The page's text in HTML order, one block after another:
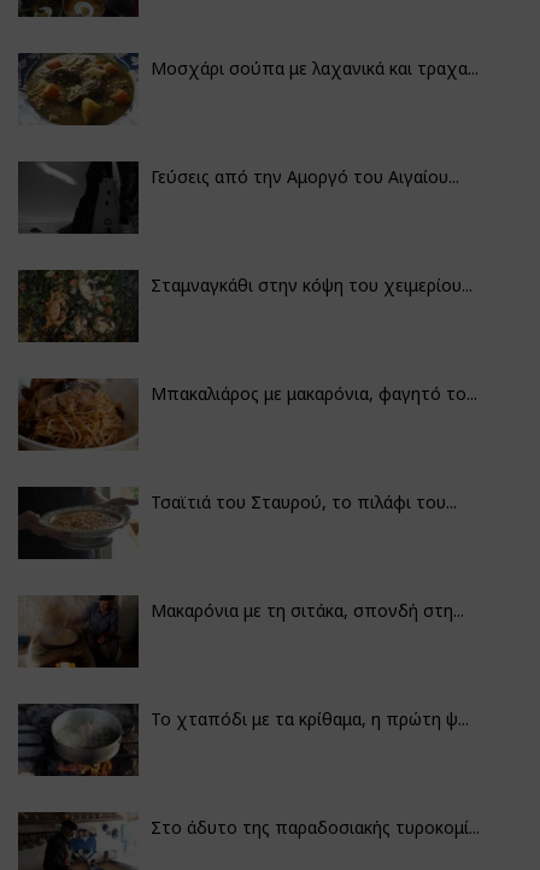
Μοσχάρι σούπα με λαχανικά και τραχα...
Γεύσεις από την Αμοργό του Αιγαίου...
Σταμναγκάθι στην κόψη του χειμερίου...
Μπακαλιάρος με μακαρόνια, φαγητό το...
Τσαϊτιά του Σταυρού, το πιλάφι του...
Μακαρόνια με τη σιτάκα, σπονδή στη...
Το χταπόδι με τα κρίθαμα, η πρώτη ψ...
Στο άδυτο της παραδοσιακής τυροκομί...